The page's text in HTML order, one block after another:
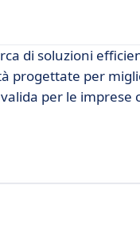
di soluzioni
progettate per
per le imprese